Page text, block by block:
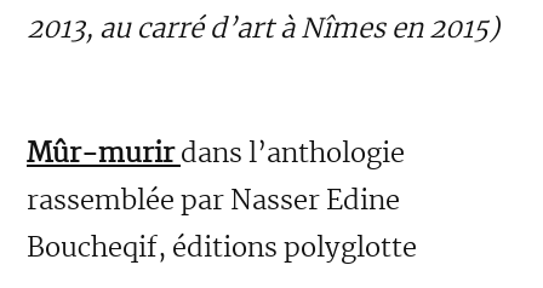
2013, au carré d’art à Nîmes en 2015)
Mûr-murirdans l’anthologie
rassemblée par Nasser Edine
Boucheqif, éditions polyglotte